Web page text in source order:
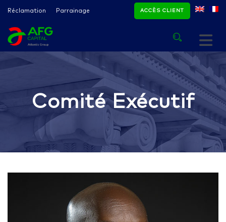
Réclamation Parrainage ACCÈS CLIENT
Comité Exécutif